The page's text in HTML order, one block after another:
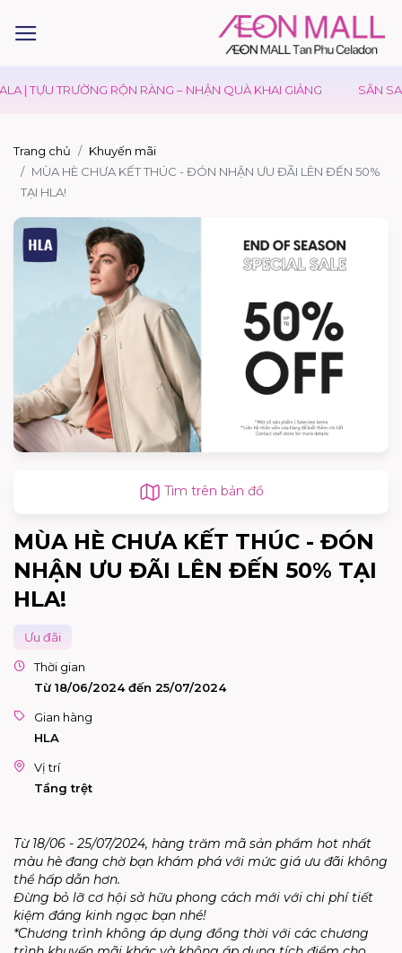
| TỰU TRƯỜNG RỘN RÀNG – NHẬN QUÀ KHAI GIẢNG SĂN
Trang chủ
Khuyến mãi
MÙA HÈ CHƯA KẾT THÚC - ĐÓN NHẬN ƯU ĐÃI LÊN ĐẾN 50%
TẠI HLA!
Tìm trên bản đồ
MÙA HÈ CHƯA KẾT THÚC - ĐÓN
NHẬN ƯU ĐÃI LÊN ĐẾN 50% TẠI
HLA!
Ưu đãi
Thời gian
Từ 18/06/2024 đến 25/07/2024
Gian hàng
HLA
Vị trí
Tầng trệt
Từ 18/06 - 25/07/2024, hàng trăm mã sản phẩm hot nhất
màu hè đang chờ bạn khám phá với mức giá ưu đãi không
thể hấp dẫn hơn.
Đừng bỏ lỡ cơ hội sở hữu phong cách mới với chi phí tiết
kiệm đáng kinh ngạc bạn nhé!
*Chương trình không áp dụng đồng thời với các chương